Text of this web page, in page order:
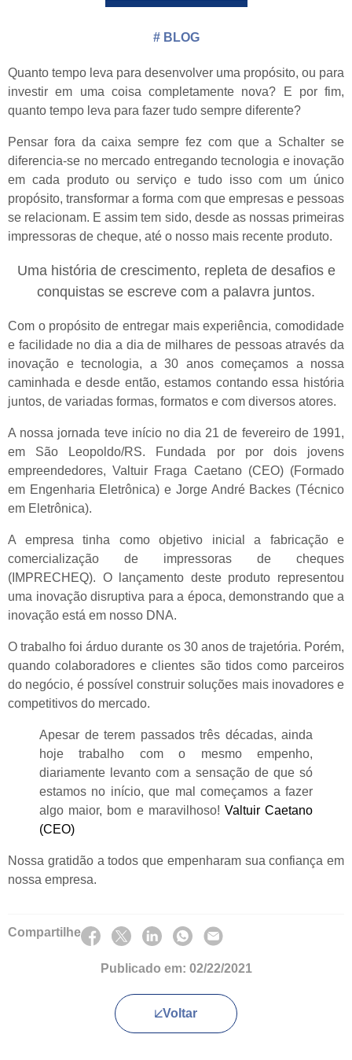
# BLOG
Quanto tempo leva para desenvolver uma propósito, ou para
investir em uma coisa completamente nova? E por fim,
quanto tempo leva para fazer tudo sempre diferente?
Pensar fora da caixa sempre fez com que a Schalter se
diferencia-se no mercado entregando tecnologia e inovação
em cada produto ou serviço e tudo isso com um único
propósito, transformar a forma com que empresas e pessoas
se relacionam. E assim tem sido, desde as nossas primeiras
impressoras de cheque, até o nosso mais recente produto.
Uma história de crescimento, repleta de desafios e
conquistas se escreve com a palavra juntos.
Com o propósito de entregar mais experiência, comodidade
e facilidade no dia a dia de milhares de pessoas através da
inovação e tecnologia, a 30 anos começamos a nossa
caminhada e desde então, estamos contando essa história
juntos, de variadas formas, formatos e com diversos atores.
A nossa jornada teve início no dia 21 de fevereiro de 1991,
em São Leopoldo/RS. Fundada por por dois jovens
empreendedores, Valtuir Fraga Caetano (CEO) (Formado
em Engenharia Eletrônica) e Jorge André Backes (Técnico
em Eletrônica).
A empresa tinha como objetivo inicial a fabricação e
comercialização de impressoras de cheques
(IMPRECHEQ). O lançamento deste produto representou
uma inovação disruptiva para a época, demonstrando que a
inovação está em nosso DNA.
O trabalho foi árduo durante os 30 anos de trajetória. Porém,
quando colaboradores e clientes são tidos como parceiros
do negócio, é possível construir soluções mais inovadores e
competitivos do mercado.
Apesar de terem passados três décadas, ainda
hoje trabalho com o mesmo empenho,
diariamente levanto com a sensação de que só
estamos no início, que mal começamos a fazer
algo maior, bom e maravilhoso! Valtuir Caetano
(CEO)
Nossa gratidão a todos que empenharam sua confiança em
nossa empresa.
Voltar
Publicado em: 02/22/2021
Compartilhe